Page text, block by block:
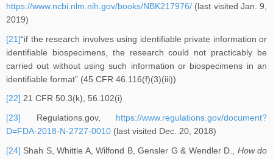
https://www.ncbi.nlm.nih.gov/books/NBK217976/ (last visited Jan. 9,
2019)
[21]“if the research involves using identifiable private information or
identifiable biospecimens, the research could not practicably be
carried out without using such information or biospecimens in an
identifiable format” (45 CFR 46.116(f)(3)(iii))
[22] 21 CFR 50.3(k), 56.102(i)
[23] Regulations.gov, https://www.regulations.gov/document?
D=FDA-2018-N-2727-0010 (last visited Dec. 20, 2018)
[24] Shah S, Whittle A, Wilfond B, Gensler G & Wendler D., How do